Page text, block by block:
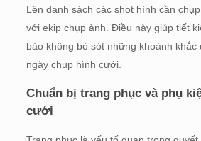
Lên danh sách các shot hình cần
với ekip chụp ảnh. Điều này giúp tiết
bảo không bỏ sót những khoảnh khắc
ngày chụp hình cưới.
Chuẩn bị trang phục và phụ
cưới